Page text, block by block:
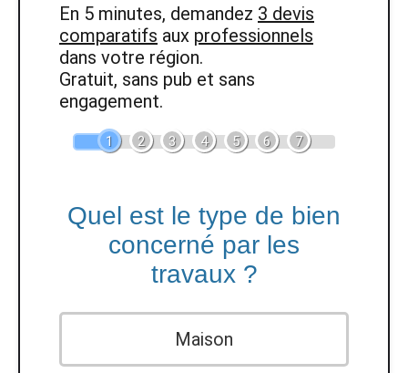
En 5 minutes, demandez 3 devis
comparatifs aux professionnels
dans votre région.
Gratuit, sans pub et sans
engagement.
1 2 3 4 5 6 7
Quel est le type de bien
concerné par les
travaux ?
Maison